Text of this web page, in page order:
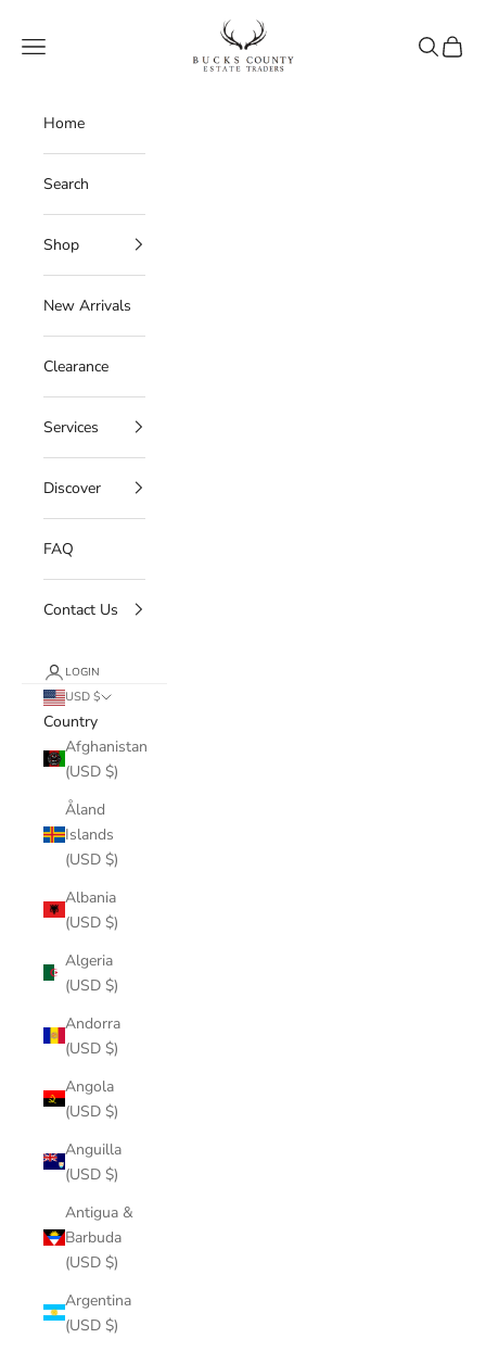
Bucks County Estate Traders
Navigation menu
Search
Cart
Home
Search
Shop
New Arrivals
Clearance
Services
Discover
FAQ
Contact Us
LOGIN
USD $
Country
Afghanistan
(USD $)
Åland
Islands
(USD $)
Albania
(USD $)
Algeria
(USD $)
Andorra
(USD $)
Angola
(USD $)
Anguilla
(USD $)
Antigua &
Barbuda
(USD $)
Argentina
(USD $)